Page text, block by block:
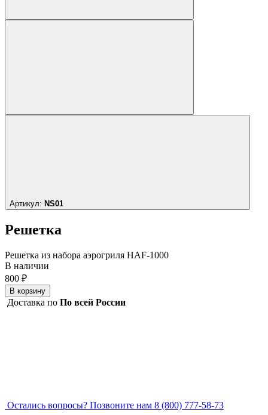
Артикул: NS01
Решетка
Решетка из набора аэрогриля HAF-1000
В наличии
800 ₽
В корзину
Доставка по По всей России
Остались вопросы? Позвоните нам 8 (800) 777-58-73